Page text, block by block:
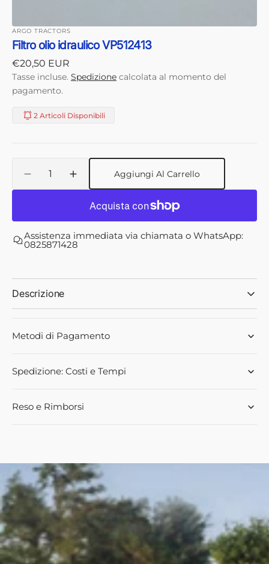
ARGO TRACTORS
Filtro olio idraulico VP512413
Prezzo
di
listino
€20,50 EUR
Tasse incluse. Spedizione calcolata al momento del
pagamento.
2 Articoli Disponibili
Diminuisci
quantità
olio
idraulico
Aumenta
quantità
olio
idraulico
Aggiungi Al Carrello
Assistenza immediata via chiamata o WhatsApp:
0825871428
Descrizione
Metodi di Pagamento
Spedizione: Costi e Tempi
Reso e Rimborsi